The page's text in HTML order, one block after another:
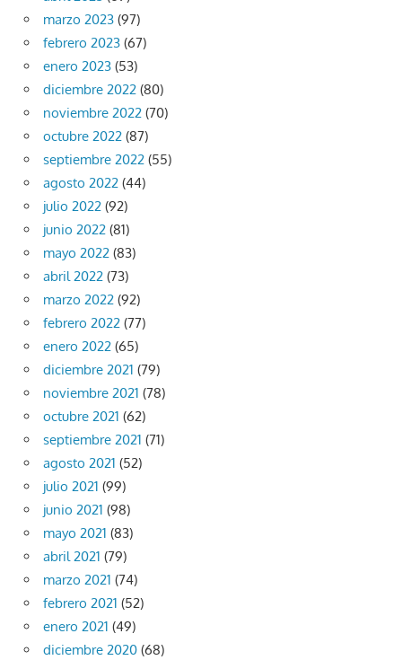
marzo 2023 (97)
febrero 2023 (67)
enero 2023 (53)
diciembre 2022 (80)
noviembre 2022 (70)
octubre 2022 (87)
septiembre 2022 (55)
agosto 2022 (44)
julio 2022 (92)
junio 2022 (81)
mayo 2022 (83)
abril 2022 (73)
marzo 2022 (92)
febrero 2022 (77)
enero 2022 (65)
diciembre 2021 (79)
noviembre 2021 (78)
octubre 2021 (62)
septiembre 2021 (71)
agosto 2021 (52)
julio 2021 (99)
junio 2021 (98)
mayo 2021 (83)
abril 2021 (79)
marzo 2021 (74)
febrero 2021 (52)
enero 2021 (49)
diciembre 2020 (68)